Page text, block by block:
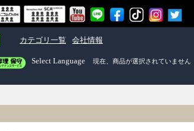
カテゴリ一覧 会社情報
Select Language 現在、商品が選択されていません